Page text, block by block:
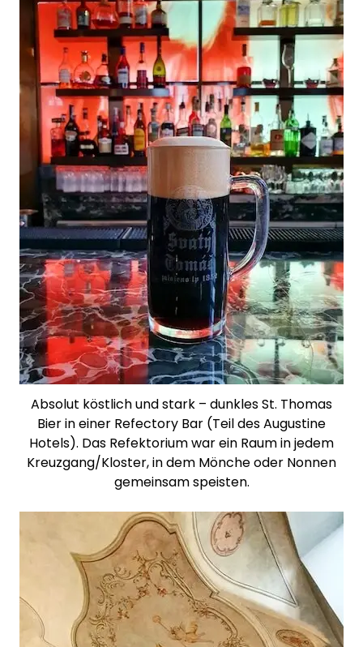
Absolut köstlich und stark – dunkles St. Thomas
Bier in einer Refectory Bar (Teil des Augustine
Hotels). Das Refektorium war ein Raum in jedem
Kreuzgang/Kloster, in dem Mönche oder Nonnen
gemeinsam speisten.